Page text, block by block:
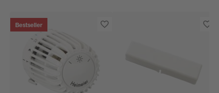
Bestseller